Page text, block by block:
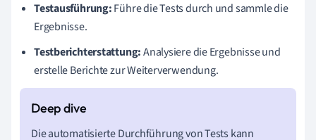
Testausführung:Führe die Tests durch und sammle die
Ergebnisse.
Testberichterstattung:Analysiere die Ergebnisse und
erstelle Berichte zur Weiterverwendung.
Die automatisierte Durchführung von Tests kann